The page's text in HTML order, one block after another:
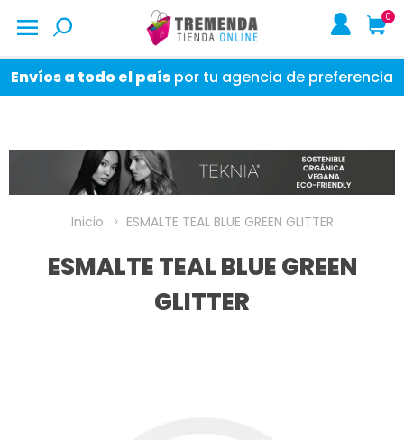
0
Envíos a todo el país por tu agencia de preferencia
Inicio ESMALTE TEAL BLUE GREEN GLITTER
ESMALTE TEAL BLUE GREEN
GLITTER